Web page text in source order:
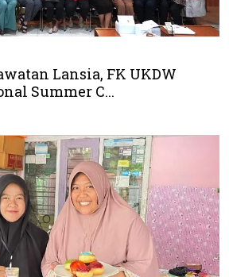
Lansia, FK UKDW
Summer C...